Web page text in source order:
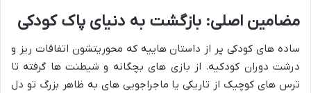
مضامین اصلی: بازگشت به دنیای پاک کودکی
ساده های کودکی پر از داستان هاییه که محوریتشون اتفاقات ریز و
درشت دوران کودکیه. از بازی های بچگانه و شیطنت ها گرفته تا
ترس های کوچیک از تاریکی یا ماجراجویی های به ظاهر بزرگ تو دل